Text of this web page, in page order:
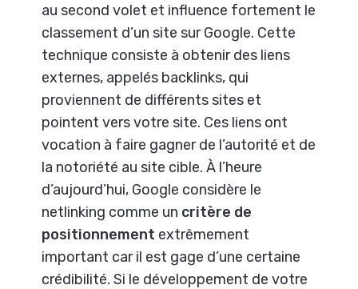
au second volet et influence fortement le
classement d’un site sur Google. Cette
technique consiste à obtenir des liens
externes, appelés backlinks, qui
proviennent de différents sites et
pointent vers votre site. Ces liens ont
vocation à faire gagner de l’autorité et de
la notoriété au site cible. À l’heure
d’aujourd’hui, Google considère le
netlinking comme un critère de
positionnement extrêmement
important car il est gage d’une certaine
crédibilité. Si le développement de votre